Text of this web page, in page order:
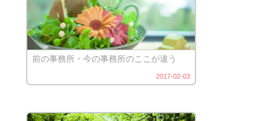
前の事務所・今の事務所のここが違う
2017-02-03